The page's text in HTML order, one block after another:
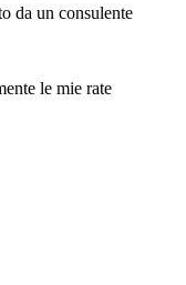
da un consulente
le mie rate